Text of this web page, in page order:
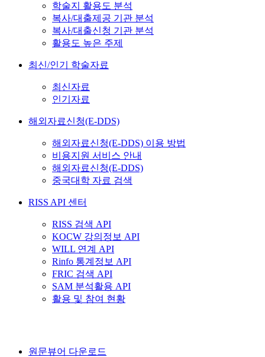
학술지 활용도 분석
복사/대출제공 기관 분석
복사/대출신청 기관 분석
활용도 높은 주제
최신/인기 학술자료
최신자료
인기자료
해외자료신청(E-DDS)
해외자료신청(E-DDS) 이용 방법
비용지원 서비스 안내
해외자료신청(E-DDS)
중국대학 자료 검색
RISS API 센터
RISS 검색 API
KOCW 강의정보 API
WILL 연계 API
Rinfo 통계정보 API
FRIC 검색 API
SAM 분석활용 API
활용 및 참여 현황
원문뷰어 다운로드